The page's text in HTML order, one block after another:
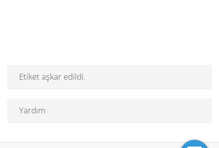
Etiket aşkar edildi.
Yardım